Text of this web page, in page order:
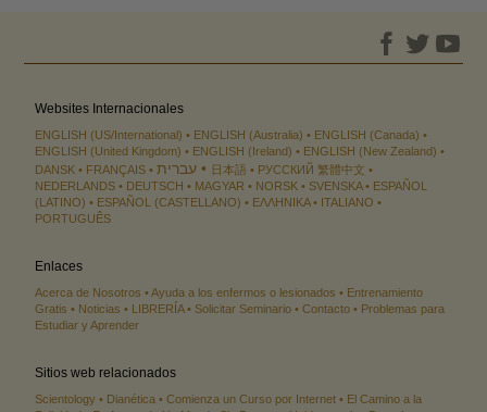
Websites Internacionales
ENGLISH (US/International) ENGLISH (Australia)
ENGLISH (Canada)
ENGLISH (United Kingdom)
ENGLISH (Ireland)
ENGLISH (New Zealand)
DANSK
FRANÇAIS עברית 日本語 РУССКИЙ 繁體中文
NEDERLANDS
DEUTSCH MAGYAR NORSK SVENSKA
ESPAÑOL
(LATINO)
ESPAÑOL (CASTELLANO) ΕΛΛΗΝΙΚA
ITALIANO
PORTUGUÊS
Enlaces
Acerca de Nosotros Ayuda a los enfermos o lesionados
Entrenamiento
Gratis
Noticias LIBRERÍA Solicitar Seminario Contacto
Problemas para
Estudiar y Aprender
Sitios web relacionados
Scientology Dianética Comienza un Curso por Internet
El Camino a la